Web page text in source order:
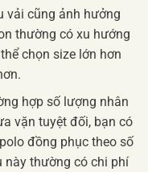
vải cũng ảnh hưởng
thường có xu hướng
chọn size lớn hơn
hợp số lượng nhân
vặn tuyệt đối, bạn có
đồng phục theo số
này thường có chi phí